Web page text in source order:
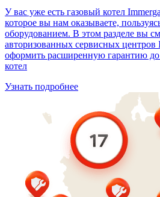
У вас уже есть газовый котел
которое вы нам оказываете,
оборудованием. В этом разделе вы
авторизованных сервисных центров
оформить расширенную гарантию до
котел
Узнать подробнее